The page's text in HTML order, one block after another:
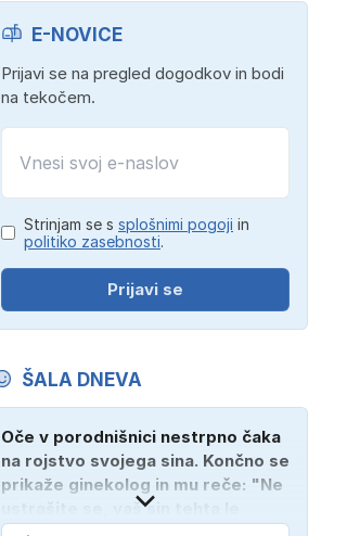
E-NOVICE
Prijavi se na pregled dogodkov in bodi
na tekočem.
Strinjam se s splošnimi pogoji in
politiko zasebnosti.
Prijavi se
ŠALA DNEVA
Oče v porodnišnici nestrpno čaka
na rojstvo svojega sina. Končno se
prikaže ginekolog in mu reče: "Ne
ustrašite se, vaš sin tehta le